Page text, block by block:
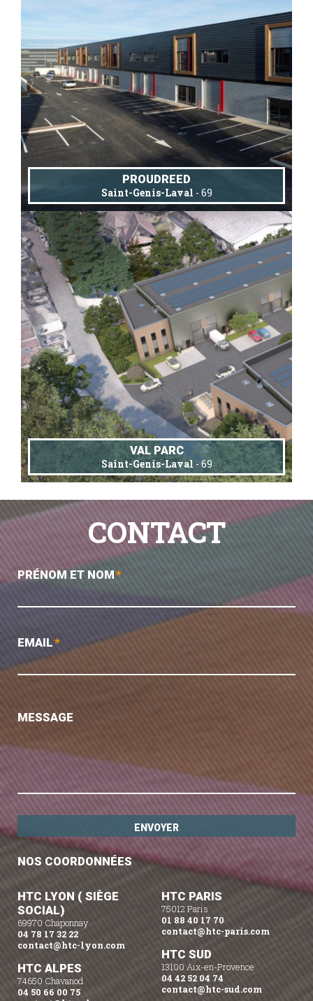
PROUDREED
Saint-Genis-Laval - 69
VAL PARC
Saint-Genis-Laval- 69
CONTACT
PRÉNOM ET NOM*
EMAIL*
MESSAGE
NOS COORDONNÉES
HTC LYON ( SIÈGE
SOCIAL)
69970 Chaponnay
04 78 17 32 22
contact@htc-lyon.com
HTC ALPES
74650 Chavanod
04 50 66 00 75
HTC PARIS
75012 Paris
01 88 40 17 70
contact@htc-paris.com
HTC SUD
13100 Aix-en-Provence
04 42 52 04 74
contact@htc-sud.com